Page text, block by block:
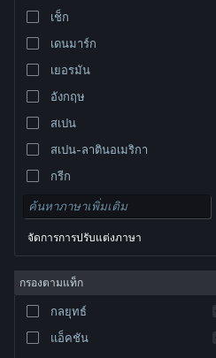
© Valve Corporation สงวนลิขสิทธิ์ เครื่องหมายการค้า
และประเทศอื่น
นโยบายความเป็นส่วนตัว
การช่วยการเข้าถึง|
Steam| การคืนเงิน
เช็ก
เดนมาร์ก
เยอรมัน
อังกฤษ
สเปน
สเปน-ลาตินอเมริกา
กรีก
จัดการการปรับแต่งภาษา
กรองตามแท็ก
กลยุทธ์
แอ็คชัน